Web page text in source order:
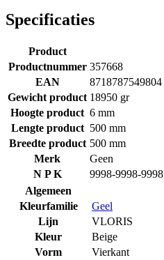
Specificaties
Product
Productnummer 357668
EAN
8718787549804
Gewicht product 18950 gr
Hoogte product 6 mm
Lengte product 500 mm
Breedte product 500 mm
Merk
Geen
N P K
9998-9998-9998
Algemeen
Kleurfamilie
Geel
Lijn
VLORIS
Kleur
Beige
Vorm
Vierkant